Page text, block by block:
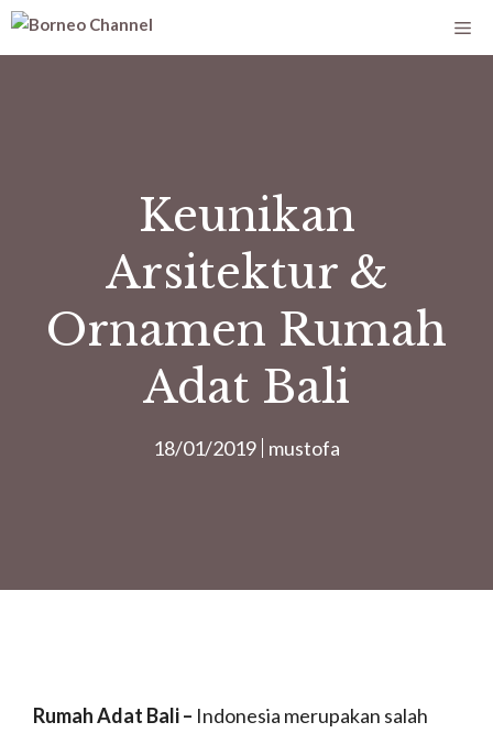
Keunikan
Arsitektur &
Ornamen Rumah
Adat Bali
18/01/2019 mustofa
Rumah Adat Bali – Indonesia merupakan salah